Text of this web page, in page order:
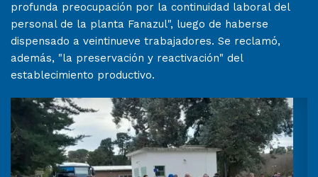
profunda preocupación por la continuidad laboral del
personal de la planta Fanazul", luego de haberse
dispensado a veintinueve trabajadores. Se reclamó,
además, "la preservación y reactivación" del
establecimiento productivo.